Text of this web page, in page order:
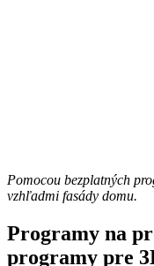
Pomocou bezplatných
vzhľadmi fasády domu.
Programy na
programy pre